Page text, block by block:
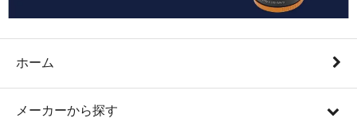
ホーム
メーカーから探す